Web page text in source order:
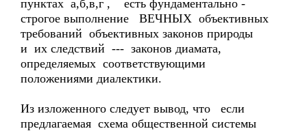
пунктах а,б,в,г , есть фундаментально -
строгое выполнение ВЕЧНЫХ объективных
требований объективных законов природы
и их следствий --- законов диамата,
определяемых соответствующими
положениями диалектики.
Из изложенного следует вывод, что если
предлагаемая схема общественной системы